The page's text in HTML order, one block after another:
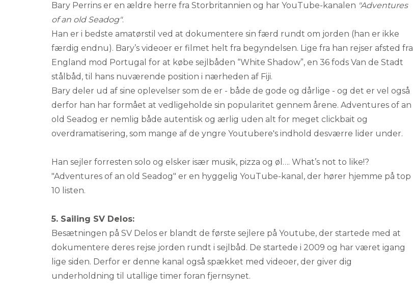
Bary Perrins er en ældre herre fra Storbritannien og har YouTube-kanalen "Adventures
of an old Seadog".
Han er i bedste amatørstil ved at dokumentere sin færd rundt om jorden (han er ikke
færdig endnu). Bary’s videoer er filmet helt fra begyndelsen. Lige fra han rejser afsted fra
England mod Portugal for at købe sejlbåden “White Shadow”, en 36 fods Van de Stadt
stålbåd, til hans nuværende position i nærheden af Fiji.
Bary deler ud af sine oplevelser som de er - både de gode og dårlige - og det er vel også
derfor han har formået at vedligeholde sin popularitet gennem årene. Adventures of an
old Seadog er nemlig både autentisk og ærlig uden alt for meget clickbait og
overdramatisering, som mange af de yngre Youtubere's indhold desværre lider under.
Han sejler forresten solo og elsker især musik, pizza og øl…. What’s not to like!?
"Adventures of an old Seadog" er en hyggelig YouTube-kanal, der hører hjemme på top
10 listen.
5. Sailing SV Delos:
Besætningen på SV Delos er blandt de første sejlere på Youtube, der startede med at
dokumentere deres rejse jorden rundt i sejlbåd. De startede i 2009 og har været igang
lige siden. Derfor er denne kanal også spækket med videoer, der giver dig
underholdning til utallige timer foran fjernsynet.